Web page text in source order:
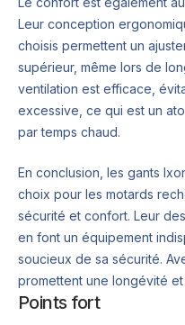
Leur conception
choisis permettent un
supérieur, même lors de
ventilation est efficace,
excessive, ce qui est un
par temps chaud.
En conclusion, les gants
choix pour les motards
sécurité et confort. Leur
en font un équipement
soucieux de sa sécurité.
promettent une longévité
Points fort